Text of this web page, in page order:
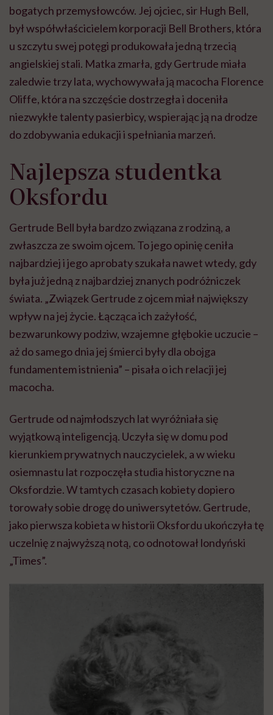
bogatych przemysłowców. Jej ojciec, sir Hugh Bell,
był współwłaścicielem korporacji Bell Brothers, która
u szczytu swej potęgi produkowała jedną trzecią
angielskiej stali. Matka zmarła, gdy Gertrude miała
zaledwie trzy lata, wychowywała ją macocha Florence
Oliffe, która na szczęście dostrzegła i doceniła
niezwykłe talenty pasierbicy, wspierając ją na drodze
do zdobywania edukacji i spełniania marzeń.
Najlepsza studentka
Oksfordu
Gertrude Bell była bardzo związana z rodziną, a
zwłaszcza ze swoim ojcem. To jego opinię ceniła
najbardziej i jego aprobaty szukała nawet wtedy, gdy
była już jedną z najbardziej znanych podróżniczek
świata. „Związek Gertrude z ojcem miał największy
wpływ na jej życie. Łącząca ich zażyłość,
bezwarunkowy podziw, wzajemne głębokie uczucie –
aż do samego dnia jej śmierci były dla obojga
fundamentem istnienia” – pisała o ich relacji jej
macocha.
Gertrude od najmłodszych lat wyróżniała się
wyjątkową inteligencją. Uczyła się w domu pod
kierunkiem prywatnych nauczycielek, a w wieku
osiemnastu lat rozpoczęła studia historyczne na
Oksfordzie. W tamtych czasach kobiety dopiero
torowały sobie drogę do uniwersytetów. Gertrude,
jako pierwsza kobieta w historii Oksfordu ukończyła tę
uczelnię z najwyższą notą, co odnotował londyński
„Times”.